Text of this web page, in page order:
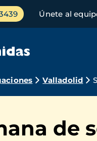
Únete al
Valladolid
de